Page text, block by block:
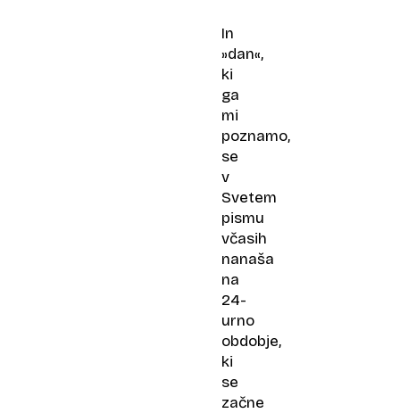
In
»dan«,
ki
ga
mi
poznamo,
se
v
Svetem
pismu
včasih
nanaša
na
24-
urno
obdobje,
ki
se
začne